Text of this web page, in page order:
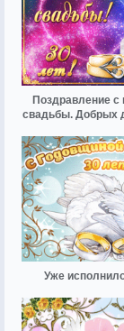
Поздравление с
свадьбы. Добрых
Уже